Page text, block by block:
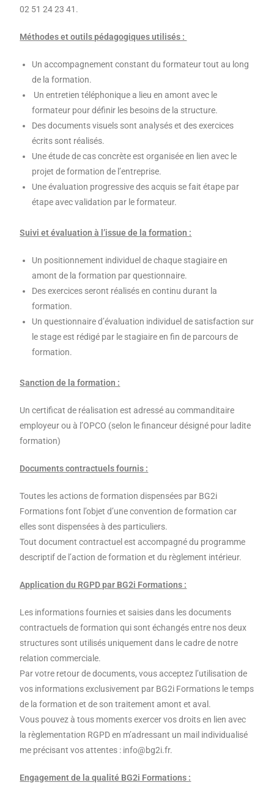
02 51 24 23 41.
Méthodes et outils pédagogiques utilisés :
Un accompagnement constant du formateur tout au long
de la formation.
Un entretien téléphonique a lieu en amont avec le
formateur pour définir les besoins de la structure.
Des documents visuels sont analysés et des exercices
écrits sont réalisés.
Une étude de cas concrète est organisée en lien avec le
projet de formation de l’entreprise.
Une évaluation progressive des acquis se fait étape par
étape avec validation par le formateur.
Suivi et évaluation à l’issue de la formation :
Un positionnement individuel de chaque stagiaire en
amont de la formation par questionnaire.
Des exercices seront réalisés en continu durant la
formation.
Un questionnaire d’évaluation individuel de satisfaction sur
le stage est rédigé par le stagiaire en fin de parcours de
formation.
Sanction de la formation :
Un certificat de réalisation est adressé au commanditaire
employeur ou à l’OPCO (selon le financeur désigné pour ladite
formation)
Documents contractuels fournis :
Toutes les actions de formation dispensées par BG2i
Formations font l’objet d’une convention de formation car
elles sont dispensées à des particuliers.
Tout document contractuel est accompagné du programme
descriptif de l’action de formation et du règlement intérieur.
Application du RGPD par BG2i Formations :
Les informations fournies et saisies dans les documents
contractuels de formation qui sont échangés entre nos deux
structures sont utilisés uniquement dans le cadre de notre
relation commerciale.
Par votre retour de documents, vous acceptez l’utilisation de
vos informations exclusivement par BG2i Formations le temps
de la formation et de son traitement amont et aval.
Vous pouvez à tous moments exercer vos droits en lien avec
la règlementation RGPD en m’adressant un mail individualisé
me précisant vos attentes : info@bg2i.fr.
Engagement de la qualité BG2i Formations :